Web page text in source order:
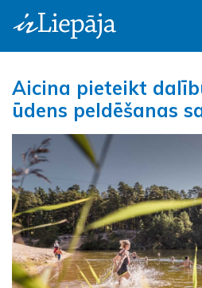
Aicina pieteikt
ūdens peldēšanas